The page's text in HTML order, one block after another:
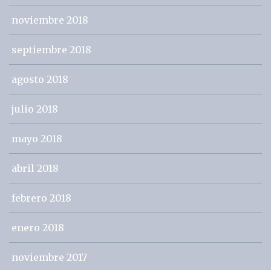
noviembre 2018
septiembre 2018
agosto 2018
julio 2018
mayo 2018
abril 2018
febrero 2018
enero 2018
noviembre 2017